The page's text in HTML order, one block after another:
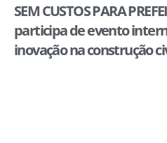
SEM CUSTOS PARA
participa de evento
inovação na construção